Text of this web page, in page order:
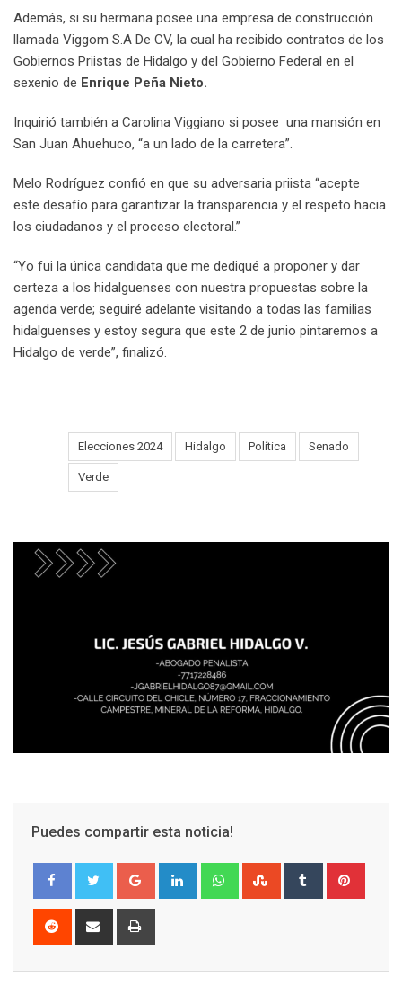
Además, si su hermana posee una empresa de construcción
llamada Viggom S.A De CV, la cual ha recibido contratos de los
Gobiernos Priistas de Hidalgo y del Gobierno Federal en el
sexenio de Enrique Peña Nieto.
Inquirió también a Carolina Viggiano si posee una mansión en
San Juan Ahuehuco, “a un lado de la carretera”.
Melo Rodríguez confió en que su adversaria priista “acepte
este desafío para garantizar la transparencia y el respeto hacia
los ciudadanos y el proceso electoral.”
“Yo fui la única candidata que me dediqué a proponer y dar
certeza a los hidalguenses con nuestra propuestas sobre la
agenda verde; seguiré adelante visitando a todas las familias
hidalguenses y estoy segura que este 2 de junio pintaremos a
Hidalgo de verde”, finalizó.
Elecciones 2024 Hidalgo Política Senado
Verde
Puedes compartir esta noticia!
Google+ LinkedIn WhatsappStumbleUpon
Tumblr
Reddit
Share